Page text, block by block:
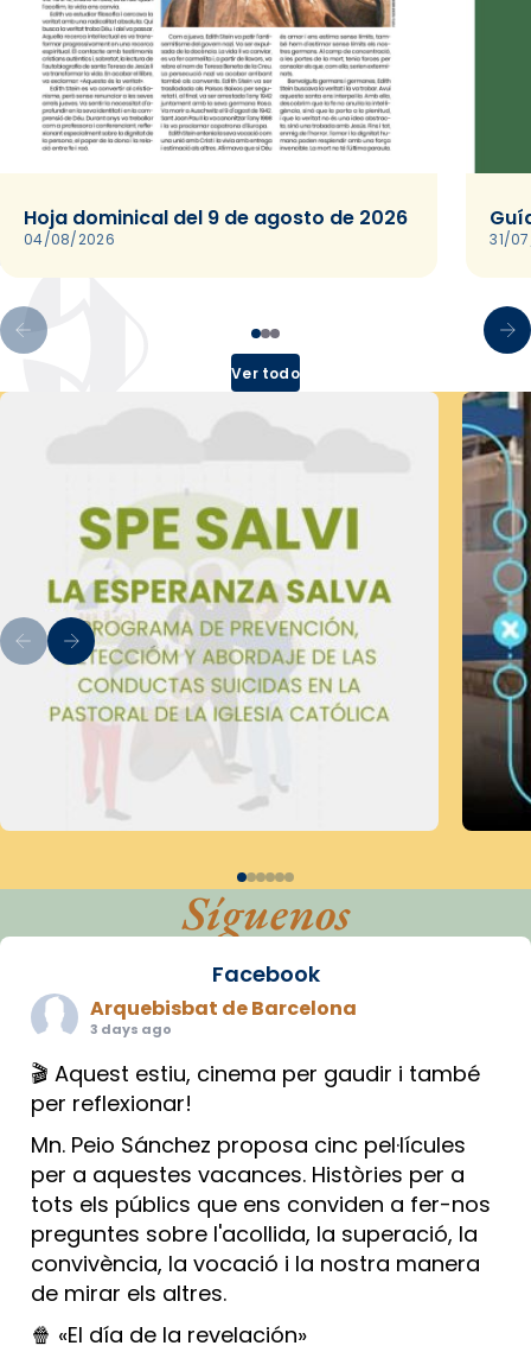
Hoja dominical del 9 de agosto de 2026
04/08/2026 31/
Ver todo
Síguenos
Facebook
Arquebisbat de Barcelona
3 days ago
🎬 Aquest estiu, cinema per gaudir i també
per reflexionar!
Mn. Peio Sánchez proposa cinc pel·lícules
per a aquestes vacances. Històries per a
tots els públics que ens conviden a fer-nos
preguntes sobre l'acollida, la superació, la
convivència, la vocació i la nostra manera
de mirar els altres.
🍿 «El día de la revelación»